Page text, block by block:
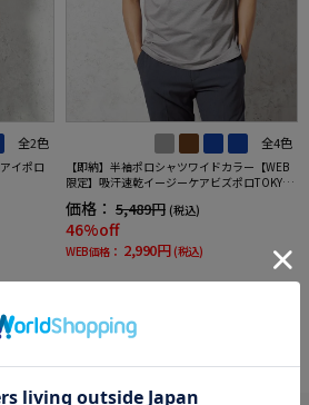
全2色
イポロ
全4色
【即納】半袖ポロシャツワイドカラー【WEB
限定】吸汗速乾イージーケアビズポロTOKYOR
価格： 5,489円 (税込)
46%off
WEB価格： 2,990円 (税込)
more